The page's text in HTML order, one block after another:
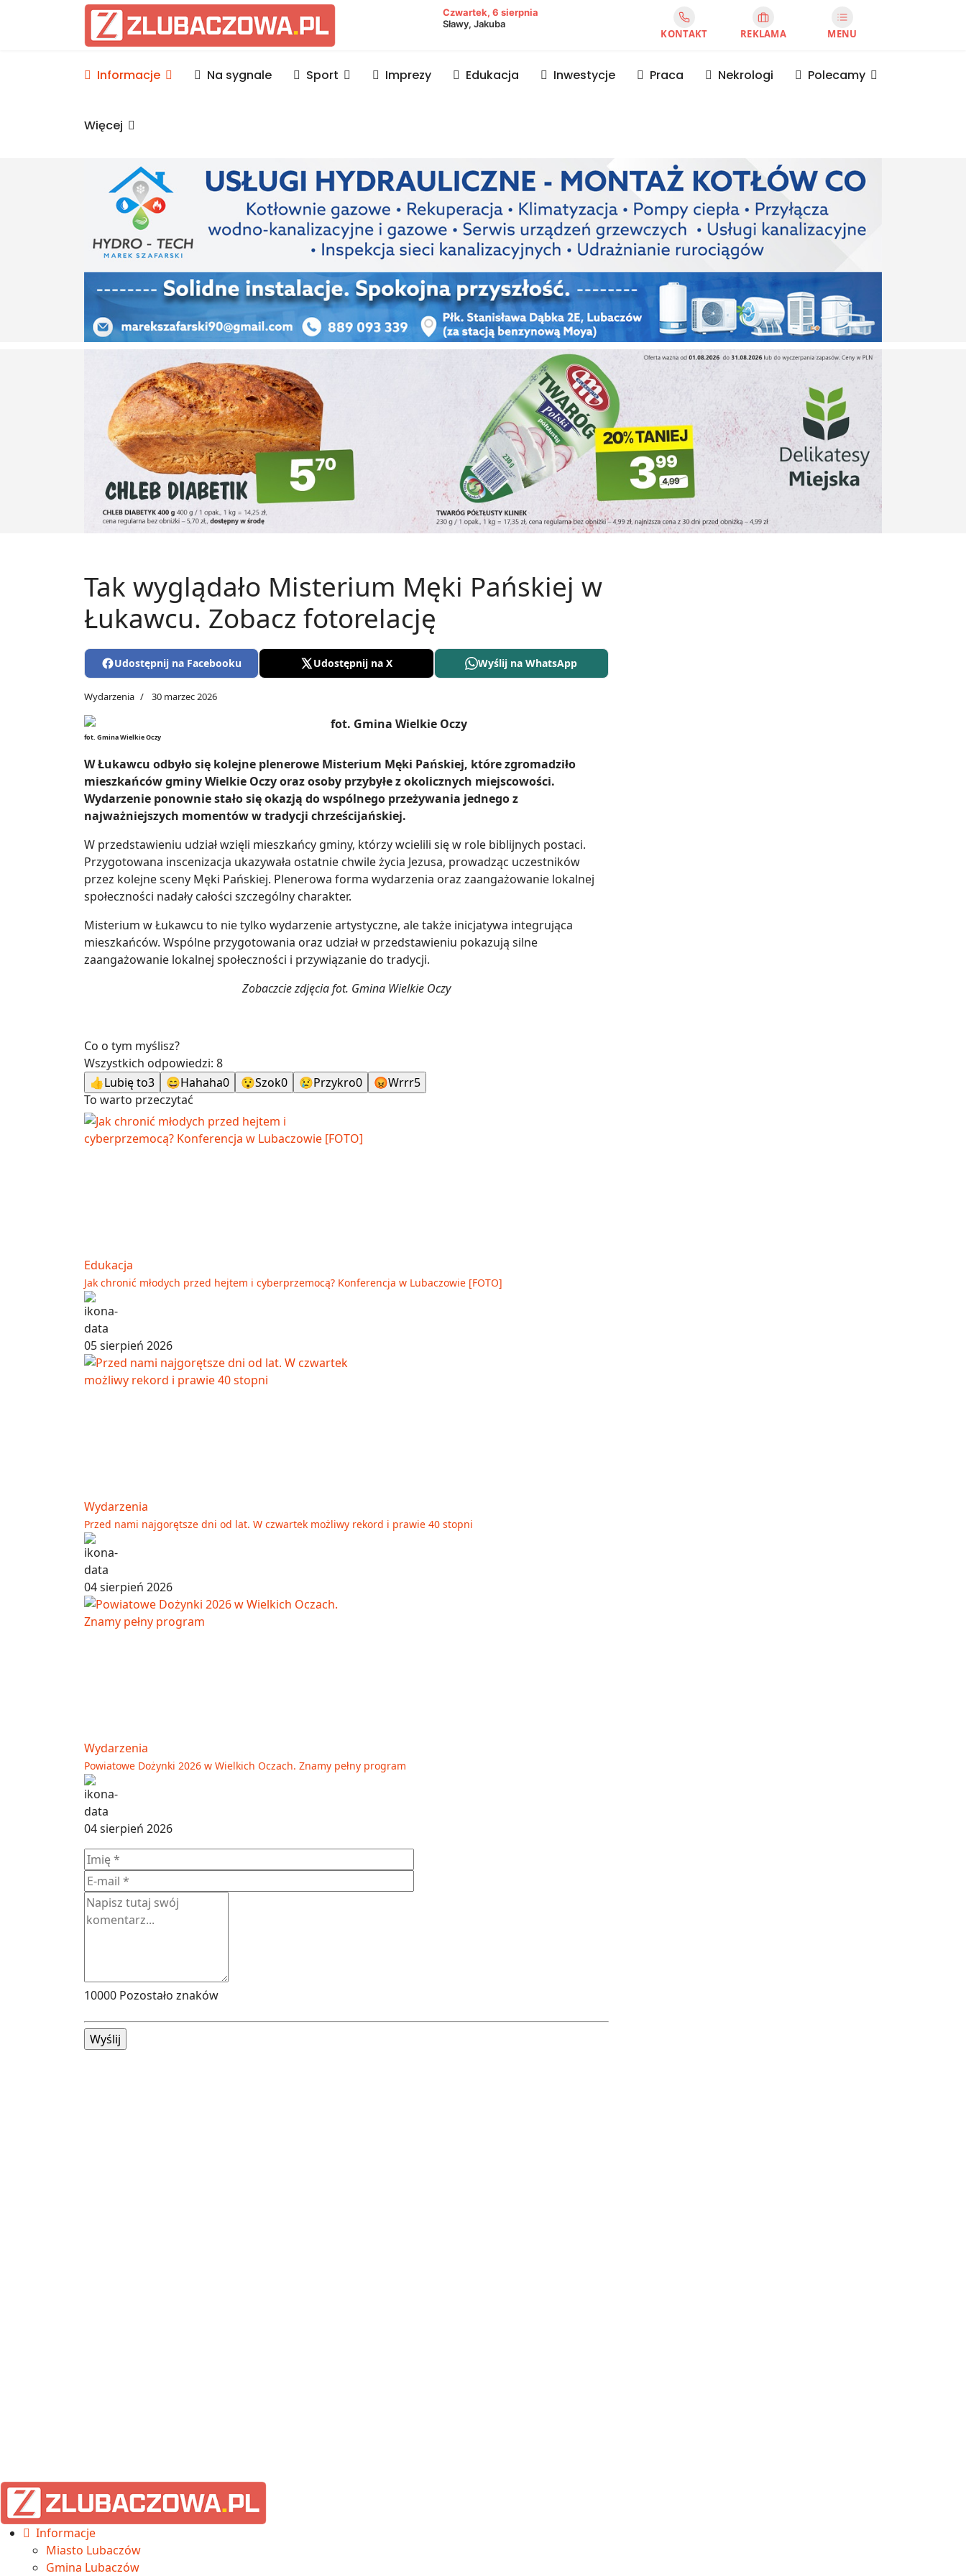
Informacje Lubaczów, powiat lubaczowski
Czwartek, 6 sierpnia
Sławy, Jakuba
KONTAKT REKLAMA MENU
Informacje Na sygnale Sport Imprezy Edukacja Inwestycje Praca Nekrologi Polecamy
Więcej
Tak wyglądało Misterium Męki Pańskiej w
Łukawcu. Zobacz fotorelację
Udostępnij na Facebooku Udostępnij na X Wyślij na WhatsApp
Wydarzenia 30 marzec 2026
fot. Gmina Wielkie Oczy
W Łukawcu odbyło się kolejne plenerowe Misterium Męki Pańskiej, które zgromadziło
mieszkańców gminy Wielkie Oczy oraz osoby przybyłe z okolicznych miejscowości.
Wydarzenie ponownie stało się okazją do wspólnego przeżywania jednego z
najważniejszych momentów w tradycji chrześcijańskiej.
W przedstawieniu udział wzięli mieszkańcy gminy, którzy wcielili się w role biblijnych postaci.
Przygotowana inscenizacja ukazywała ostatnie chwile życia Jezusa, prowadząc uczestników
przez kolejne sceny Męki Pańskiej. Plenerowa forma wydarzenia oraz zaangażowanie lokalnej
społeczności nadały całości szczególny charakter.
Misterium w Łukawcu to nie tylko wydarzenie artystyczne, ale także inicjatywa integrująca
mieszkańców. Wspólne przygotowania oraz udział w przedstawieniu pokazują silne
zaangażowanie lokalnej społeczności i przywiązanie do tradycji.
Zobaczcie zdjęcia fot. Gmina Wielkie Oczy
Co o tym myślisz?
Wszystkich odpowiedzi: 8
👍Lubię to3 😄Hahaha0 😯Szok0 😢Przykro0 😡Wrrr5
To warto przeczytać
Edukacja
Jak chronić młodych przed hejtem i cyberprzemocą? Konferencja w Lubaczowie [FOTO]
05 sierpień 2026
Wydarzenia
Przed nami najgorętsze dni od lat. W czwartek możliwy rekord i prawie 40 stopni
04 sierpień 2026
Wydarzenia
Powiatowe Dożynki 2026 w Wielkich Oczach. Znamy pełny program
04 sierpień 2026
10000 Pozostało znaków
Wyślij
Informacje
Miasto Lubaczów
Gmina Lubaczów